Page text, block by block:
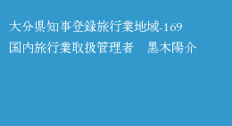
大分県知事登録旅行業地域-169
国内旅行業取扱管理者 黒木陽介